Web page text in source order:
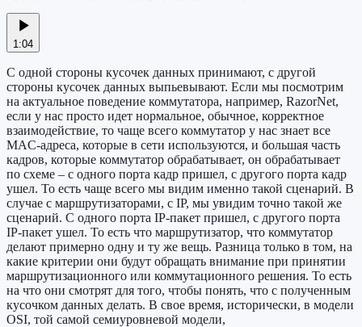
1:04
С одной стороны кусочек данных принимают, с другой
стороны кусочек данных выпьевывают. Если мы посмотрим
на актуальное поведение коммутатора, например, RazorNet,
если у нас просто идет нормальное, обычное, корректное
взаимодействие, то чаще всего коммутатор у нас знает все
MAC-адреса, которые в сети используются, и большая часть
кадров, которые коммутатор обрабатывает, он обрабатывает
по схеме – с одного порта кадр пришел, с другого порта кадр
ушел. То есть чаще всего мы видим именно такой сценарий. В
случае с маршрутизаторами, с IP, мы увидим точно такой же
сценарий. С одного порта IP-пакет пришел, с другого порта
IP-пакет ушел. То есть что маршрутизатор, что коммутатор
делают примерно одну и ту же вещь. Разница только в том, на
какие критерии они будут обращать внимание при принятии
маршрутизационного или коммутационного решения. То есть
на что они смотрят для того, чтобы понять, что с полученным
кусочком данных делать. В свое время, исторически, в модели
OSI, той самой семиуровневой модели,